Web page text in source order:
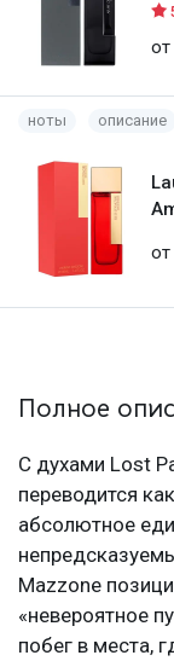
ноты описание
Полное
С духами Lost
переводится
абсолютное
Mazzone
«невероятное
побег в места,